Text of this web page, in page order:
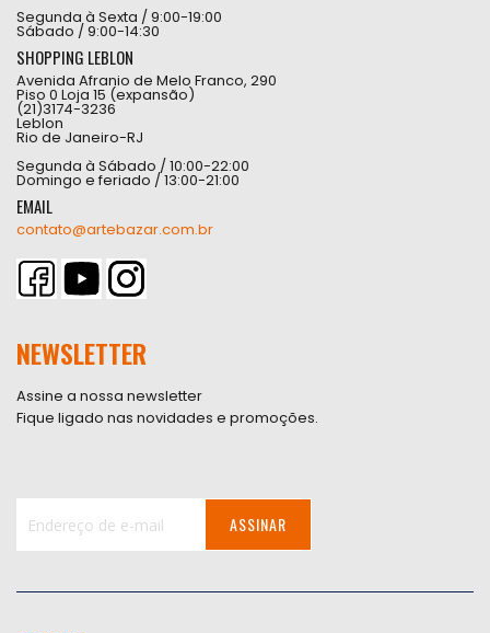
Segunda à Sexta / 9:00-19:00
Sábado / 9:00-14:30
SHOPPING LEBLON
Avenida Afranio de Melo Franco, 290
Piso 0 Loja 15 (expansão)
(21)3174-3236
Leblon
Rio de Janeiro-RJ
Segunda à Sábado / 10:00-22:00
Domingo e feriado / 13:00-21:00
EMAIL
contato@artebazar.com.br
NEWSLETTER
Assine a nossa newsletter
Fique ligado nas novidades e promoções.
ASSINAR